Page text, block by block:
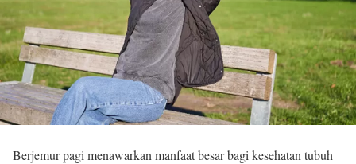
Berjemur pagi menawarkan manfaat besar bagi kesehatan tubuh